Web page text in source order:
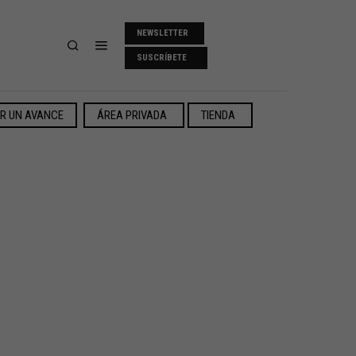
NEWSLETTER
SUSCRÍBETE
UN AVANCE ÁREA PRIVADA TIENDA